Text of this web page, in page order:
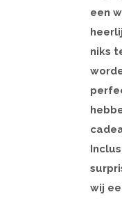
een
niks
wij